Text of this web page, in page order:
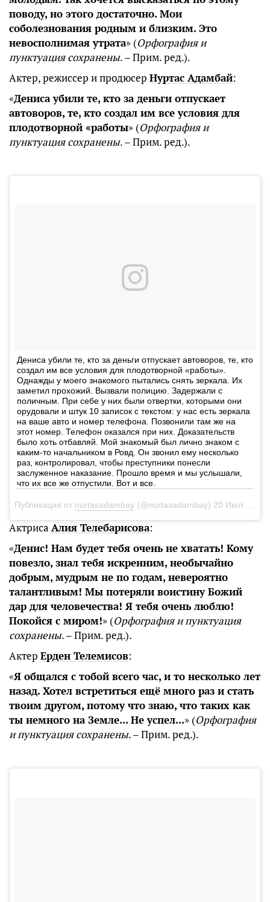
поводу, но этого достаточно. Мои
соболезнования родным и близким. Это
невосполнимая утрата» (Орфография и
пунктуация сохранены. – Прим. ред.).
Актер, режиссер и продюсер Нуртас Адамбай:
«Дениса убили те, кто за деньги отпускает
автоворов, те, кто создал им все условия для
плодотворной «работы» (Орфография и
пунктуация сохранены. – Прим. ред.).
Дениса убили те, кто за деньги отпускает автоворов, те, кто
создал им все условия для плодотворной «работы».
Однажды у моего знакомого пытались снять зеркала. Их
заметил прохожий. Вызвали полицию. Задержали с
поличным. При себе у них были отвертки, которыми они
орудовали и штук 10 записок с текстом: у нас есть зеркала
на ваше авто и номер телефона. Позвонили там же на
этот номер. Телефон оказался при них. Доказательств
было хоть отбавляй. Мой знакомый был лично знаком с
каким-то начальником в Ровд. Он звонил ему несколько
раз, контролировал, чтобы преступники понесли
заслуженное наказание. Прошло время и мы услышали,
что их все же отпустили. Вот и все.
Публикация от nurtasadambay (@nurtasadambay) 20 Июл 2018 в 1:39 PDT
Актриса Алия Телебарисова:
«Денис! Нам будет тебя очень не хватать! Кому
повезло, знал тебя искренним, необычайно
добрым, мудрым не по годам, невероятно
талантливым! Мы потеряли воистину Божий
дар для человечества! Я тебя очень люблю!
Покойся с миром!» (Орфография и пунктуация
сохранены. – Прим. ред.).
Актер Ерден Телемисов:
«Я общался с тобой всего час, и то несколько лет
назад. Хотел встретиться ещё много раз и стать
твоим другом, потому что знаю, что таких как
ты немного на Земле... Не успел...» (Орфография
и пунктуация сохранены. – Прим. ред.).